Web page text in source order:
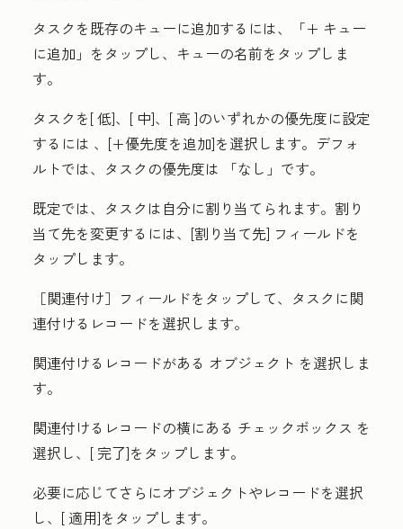
タスクを既存のキューに追加するには、
「+ キュー
に追加」をタップし、キューの名前を タップしま
す。
タスクを[低]、[ 中]、[ 高 ]のいずれかの優先度に設定
するには 、[+優先度を追加]を選択します。デフォ
ルトでは、タスクの優先度は
「なし 」です。
既定では、タスクは自分に割り当てられます。割り
当て先を変更するには、[割り当て先] フィールドを
タップします。
［関連付け］ フィールドをタップして、タスクに関
連付けるレコードを選択します。
関連付けるレコードがある オブジェクト を選択しま
す。
関連付けるレコードの横にある チェックボックス を
選択し、[ 完了]をタップします。
必要に応じてさらにオブジェクトやレコードを選択
し、[ 適用]をタップします。